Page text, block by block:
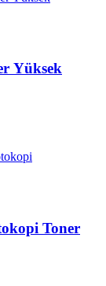
Yüksek
Toner